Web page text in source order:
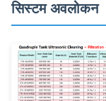
सिस्टम अवलोकन